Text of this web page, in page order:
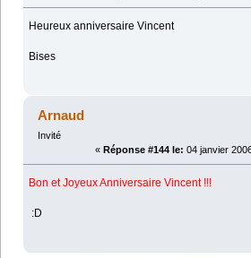
Heureux anniversaire Vincent
Bises
Arnaud
Invité
« Réponse #144 le: 04 janvier
Bon et Joyeux Anniversaire Vincent !!!
:D